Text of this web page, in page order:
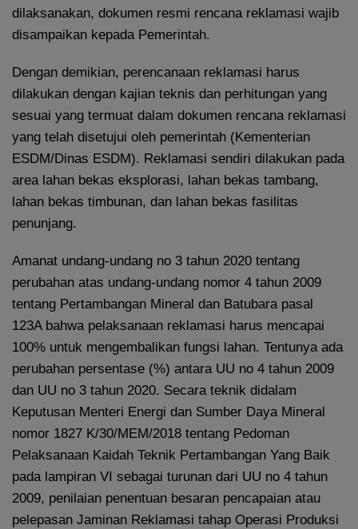
dilaksanakan, dokumen resmi rencana reklamasi wajib
disampaikan kepada Pemerintah.
Dengan demikian, perencanaan reklamasi harus
dilakukan dengan kajian teknis dan perhitungan yang
sesuai yang termuat dalam dokumen rencana reklamasi
yang telah disetujui oleh pemerintah (Kementerian
ESDM/Dinas ESDM). Reklamasi sendiri dilakukan pada
area lahan bekas eksplorasi, lahan bekas tambang,
lahan bekas timbunan, dan lahan bekas fasilitas
penunjang.
Amanat undang-undang no 3 tahun 2020 tentang
perubahan atas undang-undang nomor 4 tahun 2009
tentang Pertambangan Mineral dan Batubara pasal
123A bahwa pelaksanaan reklamasi harus mencapai
100% untuk mengembalikan fungsi lahan. Tentunya ada
perubahan persentase (%) antara UU no 4 tahun 2009
dan UU no 3 tahun 2020. Secara teknik didalam
Keputusan Menteri Energi dan Sumber Daya Mineral
nomor 1827 K/30/MEM/2018 tentang Pedoman
Pelaksanaan Kaidah Teknik Pertambangan Yang Baik
pada lampiran VI sebagai turunan dari UU no 4 tahun
2009, penilaian penentuan besaran pencapaian atau
pelepasan Jaminan Reklamasi tahap Operasi Produksi